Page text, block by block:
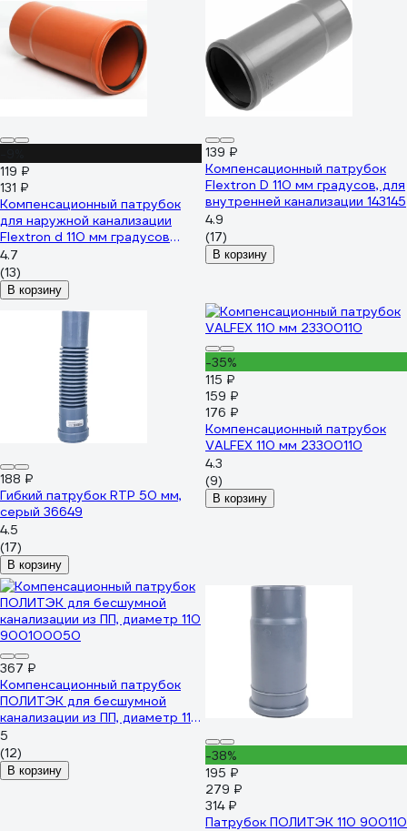
119 ₽
131 ₽
Компенсационный патрубок
для наружной канализации
Flextron d 110 мм градусов
142568
4.7
(13)
В корзину
139 ₽
Компенсационный патрубок
Flextron D 110 мм градусов, для
внутренней канализации 143145
4.9
(17)
В корзину
188 ₽
Гибкий патрубок RTP 50 мм,
серый 36649
4.5
(17)
В корзину
-35%
115 ₽
159 ₽
176 ₽
Компенсационный патрубок
VALFEX 110 мм 23300110
4.3
(9)
В корзину
367 ₽
Компенсационный патрубок
ПОЛИТЭК для бесшумной
канализации из ПП, диаметр 110
900100050
5
(12)
В корзину
-38%
195 ₽
279 ₽
314 ₽
Патрубок ПОЛИТЭК 110 900110